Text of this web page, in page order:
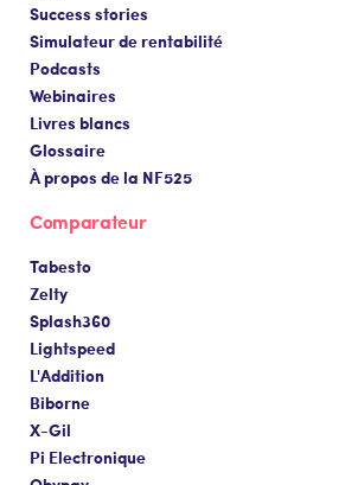
Success stories
Simulateur de rentabilité
Podcasts
Webinaires
Livres blancs
Glossaire
À propos de la NF525
Comparateur
Tabesto
Zelty
Splash360
Lightspeed
L'Addition
Biborne
X-Gil
Pi Electronique